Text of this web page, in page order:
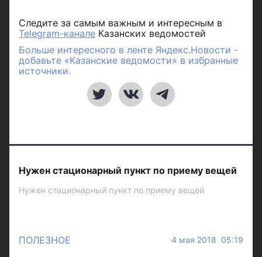
Следите за самым важным и интересным в
Telegram-канале Казанских ведомостей
Больше интересного в ленте Яндекс.Новости -
добавьте «Казанские ведомости» в избранные
источники.
Нужен стационарный пункт по приему вещей
Нужен стационарный пункт по приему вещей
ПОЛЕЗНОЕ 4 мая 2018 05:19